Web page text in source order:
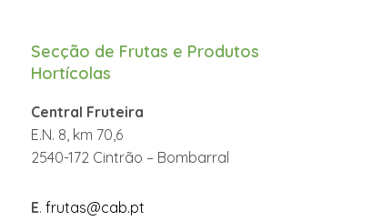
Secção de Frutas e Produtos
Hortícolas
Central Fruteira
E.N. 8, km 70,6
2540-172 Cintrão – Bombarral
E. frutas@cab.pt